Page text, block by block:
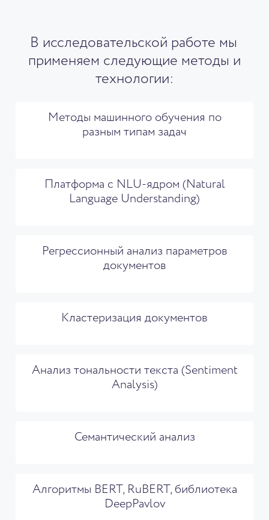
В исследовательской работе мы
применяем следующие методы и
технологии:
Методы машинного обучения по
разным типам задач
Платформа с NLU-ядром (Natural
Language Understanding)
Регрессионный анализ параметров
документов
Кластеризация документов
Анализ тональности текста (Sentiment
Analysis)
Семантический анализ
Алгоритмы BERT, RuBERT, библиотека
DeepPavlov